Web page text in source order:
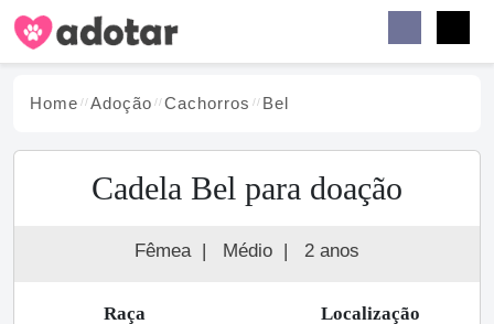
Home Adoção Cachorros Bel
Cadela Bel para doação
Fêmea | Médio | 2 anos
Raça
Localização